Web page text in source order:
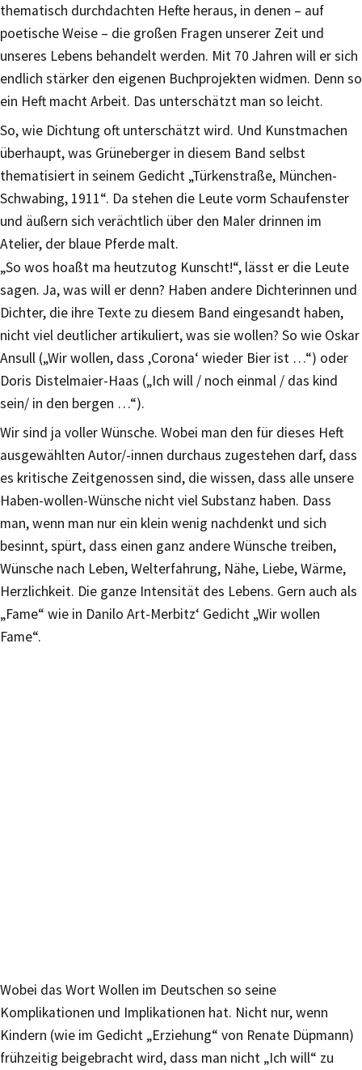
thematisch durchdachten Hefte heraus, in denen – auf
poetische Weise – die großen Fragen unserer Zeit und
unseres Lebens behandelt werden. Mit 70 Jahren will er sich
endlich stärker den eigenen Buchprojekten widmen. Denn so
ein Heft macht Arbeit. Das unterschätzt man so leicht.
So, wie Dichtung oft unterschätzt wird. Und Kunstmachen
überhaupt, was Grüneberger in diesem Band selbst
thematisiert in seinem Gedicht „Türkenstraße, München-
Schwabing, 1911“. Da stehen die Leute vorm Schaufenster
und äußern sich verächtlich über den Maler drinnen im
Atelier, der blaue Pferde malt.
„So wos hoaßt ma heutzutog Kunscht!“, lässt er die Leute
sagen. Ja, was will er denn? Haben andere Dichterinnen und
Dichter, die ihre Texte zu diesem Band eingesandt haben,
nicht viel deutlicher artikuliert, was sie wollen? So wie Oskar
Ansull („Wir wollen, dass ‚Corona‘ wieder Bier ist …“) oder
Doris Distelmaier-Haas („Ich will / noch einmal / das kind
sein/ in den bergen …“).
Wir sind ja voller Wünsche. Wobei man den für dieses Heft
ausgewählten Autor/-innen durchaus zugestehen darf, dass
es kritische Zeitgenossen sind, die wissen, dass alle unsere
Haben-wollen-Wünsche nicht viel Substanz haben. Dass
man, wenn man nur ein klein wenig nachdenkt und sich
besinnt, spürt, dass einen ganz andere Wünsche treiben,
Wünsche nach Leben, Welterfahrung, Nähe, Liebe, Wärme,
Herzlichkeit. Die ganze Intensität des Lebens. Gern auch als
„Fame“ wie in Danilo Art-Merbitz‘ Gedicht „Wir wollen
Fame“.
Wobei das Wort Wollen im Deutschen so seine
Komplikationen und Implikationen hat. Nicht nur, wenn
Kindern (wie im Gedicht „Erziehung“ von Renate Düpmann)
frühzeitig beigebracht wird, dass man nicht „Ich will“ zu